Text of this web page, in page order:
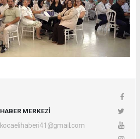
HABER MERKEZİ
kocaelihaberi41@gmail.com